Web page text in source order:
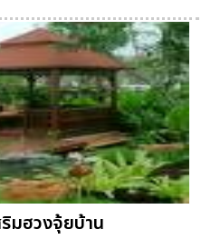
มฮวงจุ้ยบ้าน